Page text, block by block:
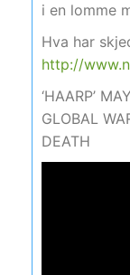
i en lomme
Hva har
http://
‘HAARP’
GLOBAL
DEATH